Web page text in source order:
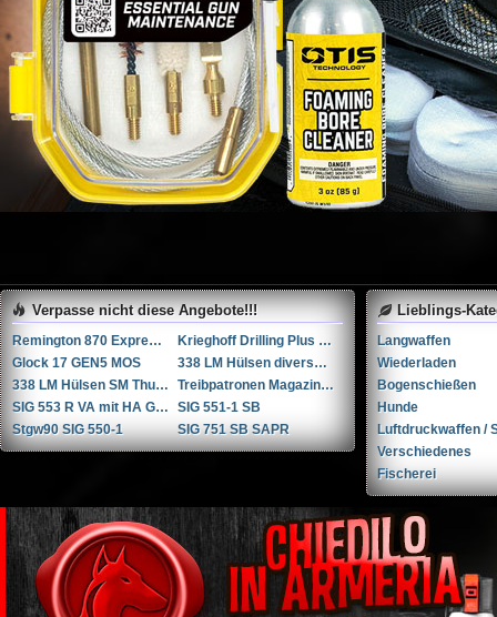
Verpasse nicht diese Angebote!!!
Remington 870 Express Tactical 12
Krieghoff Drilling Plus 7x65R / 20-76 / 222Rem
Glock 17 GEN5 MOS
338 LM Hülsen diverse Hersteller
338 LM Hülsen SM Thun / RUAG Thun
Treibpatronen Magazin STGW 57
SIG 553 R VA mit HA Griffstück
SIG 551-1 SB
Stgw90 SIG 550-1
SIG 751 SB SAPR
Lieblings-
Langwaffen
Wiederladen
Bogenschießen
Hunde
Luftdruckwaffen /
Verschiedenes
Fischerei